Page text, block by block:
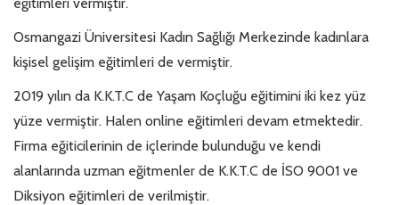
Osmangazi Üniversitesi Kadın Sağlığı Merkezinde kadınlara
kişisel gelişim eğitimleri de vermiştir.
2019 yılın da K.K.T.C de Yaşam Koçluğu eğitimini iki kez yüz
yüze vermiştir. Halen online eğitimleri devam etmektedir.
Firma eğiticilerinin de içlerinde bulunduğu ve kendi
alanlarında uzman eğitmenler de K.K.T.C de İSO 9001 ve
Diksiyon eğitimleri de verilmiştir.